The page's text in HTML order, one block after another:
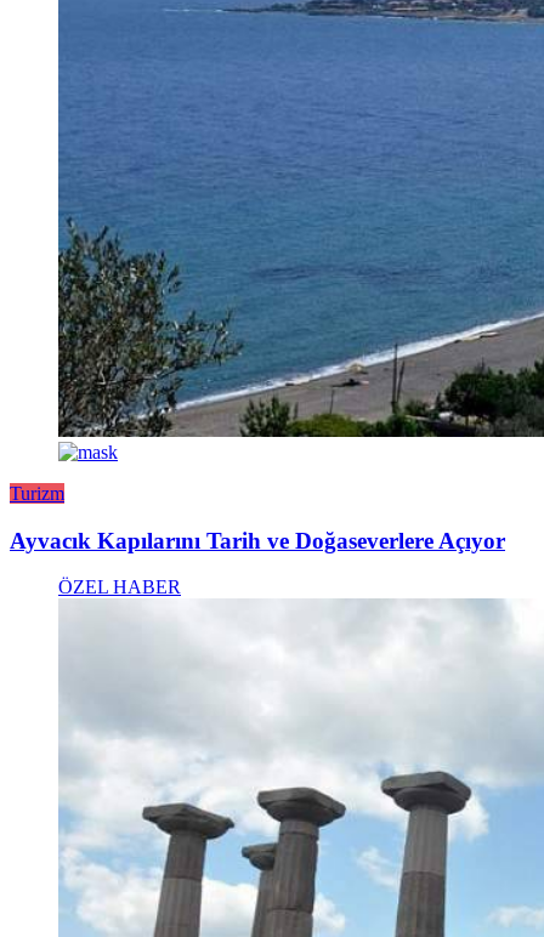
Turizm
Ayvacık Kapılarını Tarih ve Doğaseverlere Açıyor
ÖZEL HABER